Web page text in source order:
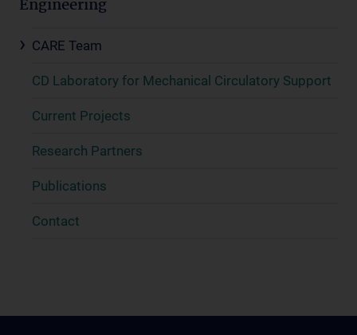
Engineering
CARE Team
CD Laboratory for Mechanical Circulatory Support
Current Projects
Research Partners
Publications
Contact